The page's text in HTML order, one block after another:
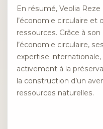
En résumé, Veolia
l’économie circulaire et
ressources. Grâce à
l’économie circulaire,
expertise
activement à la
la construction d’un
ressources naturelles.